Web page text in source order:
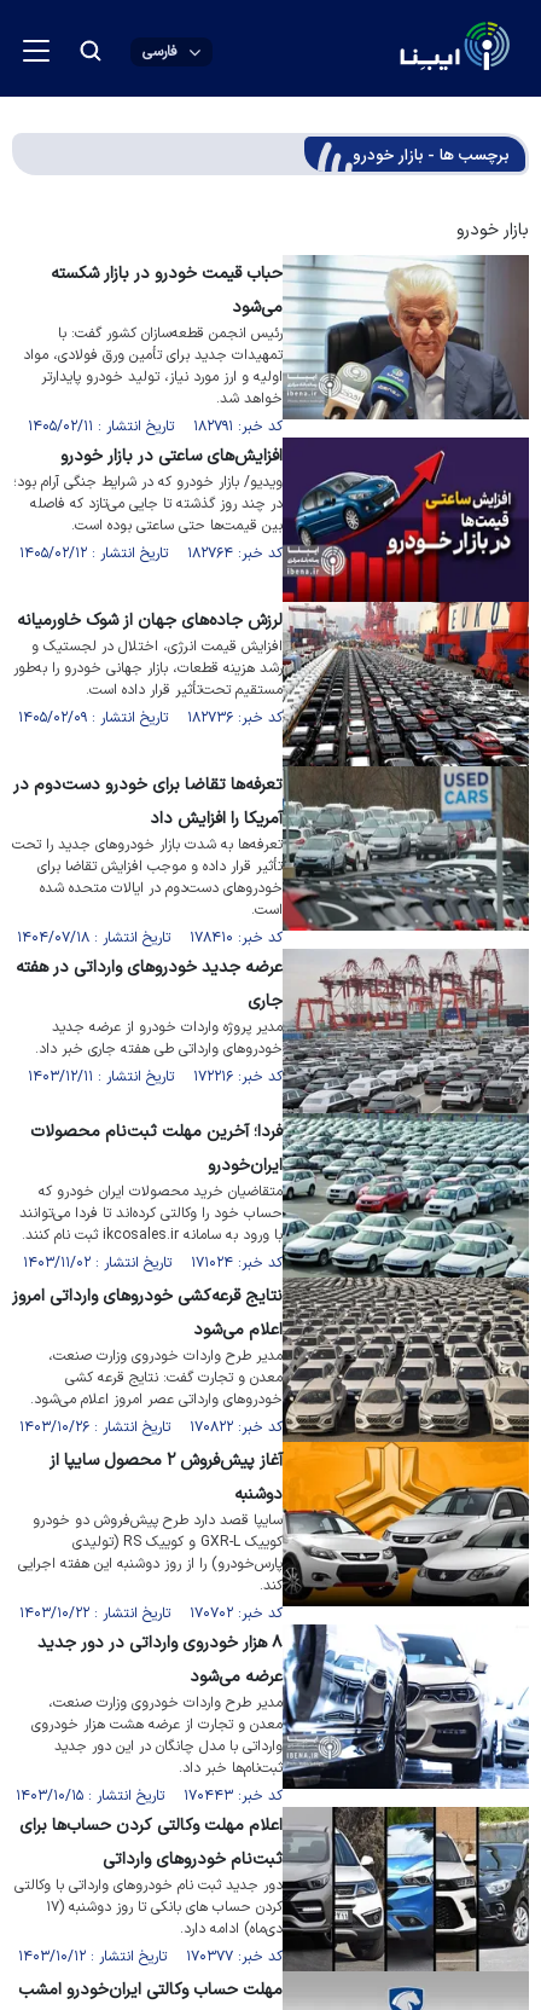
فارسی
برچسب ها - بازار خودرو
بازار خودرو
حباب قیمت خودرو در بازار شکسته
می‌شود
رئیس انجمن قطعه‌سازان کشور گفت: با
تمهیدات جدید برای تأمین ورق فولادی، مواد
اولیه و ارز مورد نیاز، تولید خودرو پایدارتر
خواهد شد.
کد خبر: ۱۸۲۷۹۱ تاریخ انتشار : ۱۴۰۵/۰۲/۱۱
افزایش‌های ساعتی در بازار خودرو
ویدیو/ بازار خودرو که در شرایط جنگی آرام بود؛
در چند روز گذشته تا جایی می‌تازد که فاصله
بین قیمت‌ها حتی ساعتی بوده است.
کد خبر: ۱۸۲۷۶۴ تاریخ انتشار : ۱۴۰۵/۰۲/۱۲
لرزش جاده‌های جهان از شوک خاورمیانه
افزایش قیمت انرژی، اختلال در لجستیک و
رشد هزینه قطعات، بازار جهانی خودرو را به‌طور
مستقیم تحت‌تأثیر قرار داده است.
کد خبر: ۱۸۲۷۳۶ تاریخ انتشار : ۱۴۰۵/۰۲/۰۹
تعرفه‌ها تقاضا برای خودرو دست‌دوم در
آمریکا را افزایش داد
تعرفه‌ها به شدت بازار خودرو‌های جدید را تحت
تأثیر قرار داده و موجب افزایش تقاضا برای
خودرو‌های دست‌دوم در ایالات متحده شده
است.
کد خبر: ۱۷۸۴۱۰ تاریخ انتشار : ۱۴۰۴/۰۷/۱۸
عرضه جدید خودرو‌های وارداتی در هفته
جاری
مدیر پروژه واردات خودرو از عرضه جدید
خودرو‌های وارداتی طی هفته جاری خبر داد.
کد خبر: ۱۷۲۲۱۶ تاریخ انتشار : ۱۴۰۳/۱۲/۱۱
فردا؛ آخرین مهلت ثبت‌نام محصولات
ایران‌خودرو
متقاضیان خرید محصولات ایران خودرو که
حساب خود را وکالتی کرده‌اند تا فردا می‌توانند
با ورود به سامانه ikcosales.ir ثبت نام کنند.
کد خبر: ۱۷۱۰۲۴ تاریخ انتشار : ۱۴۰۳/۱۱/۰۲
نتایج قرعه‌کشی خودرو‌های وارداتی امروز
اعلام می‌شود
مدیر طرح واردات خودروی وزارت صنعت،
معدن و تجارت گفت: نتایج قرعه کشی
خودرو‌های وارداتی عصر امروز اعلام می‌شود.
کد خبر: ۱۷۰۸۲۲ تاریخ انتشار : ۱۴۰۳/۱۰/۲۶
آغاز پیش‌فروش ٢ محصول سایپا از
دوشنبه
سایپا قصد دارد طرح پیش‌فروش دو خودرو
کوییک GXR-L و کوییک RS (تولیدی
پارس‌خودرو) را از روز دوشنبه این هفته اجرایی
کند.
کد خبر: ۱۷۰۷۰۲ تاریخ انتشار : ۱۴۰۳/۱۰/۲۲
۸ هزار خودروی وارداتی در دور جدید
عرضه می‌شود
مدیر طرح واردات خودروی وزارت صنعت،
معدن و تجارت از عرضه هشت هزار خودروی
وارداتی با مدل چانگان در این دور جدید
ثبت‌نام‌ها خبر داد.
کد خبر: ۱۷۰۴۴۳ تاریخ انتشار : ۱۴۰۳/۱۰/۱۵
اعلام مهلت وکالتی کردن حساب‌ها برای
ثبت‌نام خودروهای وارداتی
دور جدید ثبت نام خودروهای وارداتی با وکالتی
کردن حساب های بانکی تا روز دوشنبه (۱۷
دی‌ماه) ادامه دارد.
کد خبر: ۱۷۰۳۷۷ تاریخ انتشار : ۱۴۰۳/۱۰/۱۲
مهلت حساب وکالتی ایران‌خودرو امشب